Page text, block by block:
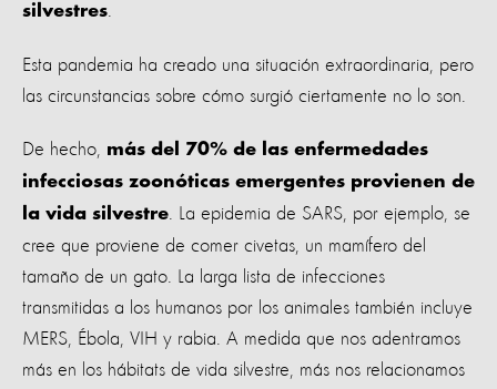
silvestres
Esta pandemia ha creado una situación extraordinaria, pero
las circunstancias sobre cómo surgió ciertamente no lo son.
De hecho, más del 70% de las enfermedades
infecciosas zoonóticas emergentes provienen de
la vida silvestre . La epidemia de SARS, por ejemplo, se
cree que proviene de comer civetas, un mamífero del
tamaño de un gato. La larga lista de infecciones
transmitidas a los humanos por los animales también incluye
MERS, Ébola, VIH y rabia. A medida que nos adentramos
más en los hábitats de vida silvestre, más nos relacionamos